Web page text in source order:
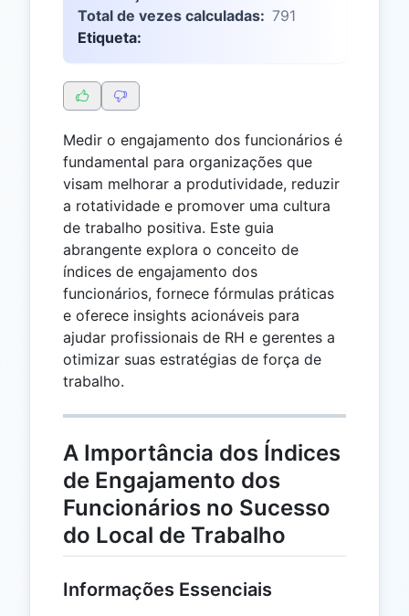
Total de vezes calculadas: 791
Etiqueta:
Medir o engajamento dos funcionários é
fundamental para organizações que
visam melhorar a produtividade, reduzir
a rotatividade e promover uma cultura
de trabalho positiva. Este guia
abrangente explora o conceito de
índices de engajamento dos
funcionários, fornece fórmulas práticas
e oferece insights acionáveis para
ajudar profissionais de RH e gerentes a
otimizar suas estratégias de força de
trabalho.
A Importância dos Índices
de Engajamento dos
Funcionários no Sucesso
do Local de Trabalho
Informações Essenciais